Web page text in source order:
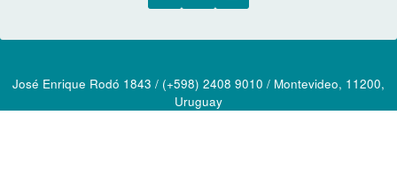
José Enrique Rodó 1843 / (+598) 2408 9010 / Montevideo, 11200,
Uruguay